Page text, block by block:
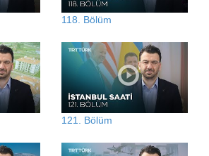
118. Bölüm
121. Bölüm